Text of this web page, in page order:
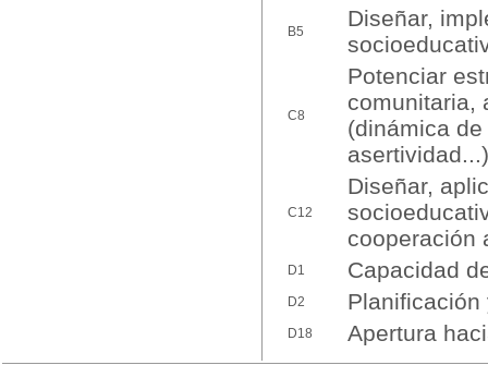
B5
Diseñar,
C8
Potenciar
comunitaria,
(dinámica
asertividad...)
C12
Diseñar,
cooperación
D1 Capacidad
D2
D18 Apertura